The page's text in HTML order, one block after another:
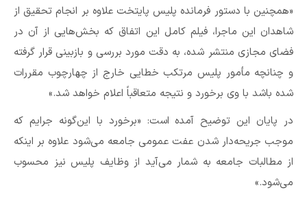
«همچنین با دستور فرمانده پلیس پایتخت علاوه بر انجام تحقیق از
شاهدان این ماجرا، فیلم کامل این اتفاق که بخش‌هایی از آن در
فضای مجازی منتشر شده، به دقت مورد بررسی و بازبینی قرار گرفته
و چنانچه مأمور پلیس مرتکب خطایی خارج از چهارچوب مقررات
شده باشد با وی برخورد و نتیجه متعاقباً اعلام خواهد شد.»
در پایان این توضیح آمده است: «برخورد با این‌گونه جرایم که
موجب جریحه‌دار شدن عفت عمومی جامعه می‌شود علاوه بر اینکه
از مطالبات جامعه به شمار می‌آید از وظایف پلیس نیز محسوب
می‌شود.»